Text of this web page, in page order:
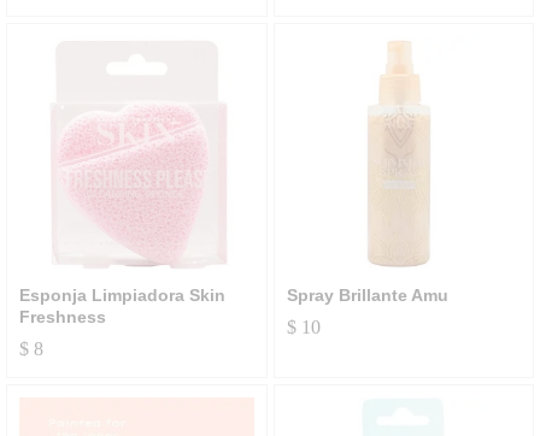
Esponja Limpiadora Skin
Freshness
$ 8
Spray Brillante Amu
$10